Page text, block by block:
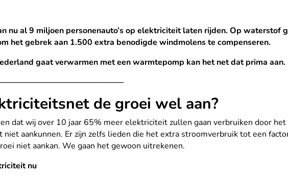
nu al 9 miljoen personenauto’s op elektriciteit laten rijden.Op waterstof
het gebrek aan 1.500 extra benodigde windmolens te compenseren.
gaat verwarmen met een warmtepomp kan het net dat prima aan.
de groei wel aan?
dat wij over 10 jaar 65% meer elektriciteit zullen gaan verbruiken door het
aankunnen. Er zijn zelfs lieden die het extra stroomverbruik tot een
niet aankan. We gaan het gewoon uitrekenen.
nu